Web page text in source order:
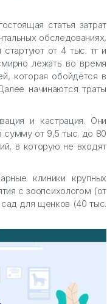
статья затрат
обследованиях,
от 4 тыс. тг и
лежать во время
которая обойдётся в
начинаются траты
и кастрация. Они
сумму от 9,5 тыс. до 80
в которую не входят
клиники крупных
с зоопсихологом (от
сад для щенков (40 тыс.